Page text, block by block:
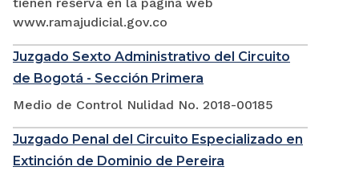
www.ramajudicial.gov.co
Juzgado Sexto Administrativo del Circuito
de Bogotá - Sección Primera
Medio de Control Nulidad No. 2018-00185
Juzgado Penal del Circuito Especializado en
Extinción de Dominio de Pereira